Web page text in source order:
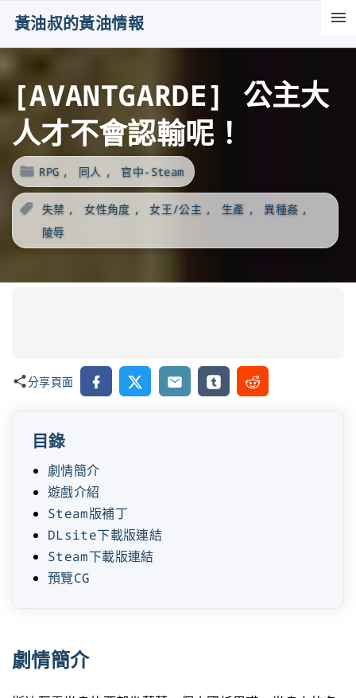
i
p
t
n
黃油叔的黃油情報
[AVANTGARDE] 公主大
人才不會認輸呢！
RPG 同人 官中-Steam
失禁 女性角度 女王/公主 生產
異種姦
陵辱
分享頁面 Facebook
X Email TumblrReddit
目錄
劇情簡介
遊戲介紹
Steam版補丁
DLsite下載版連結
Steam下載版連結
預覽CG
劇情簡介